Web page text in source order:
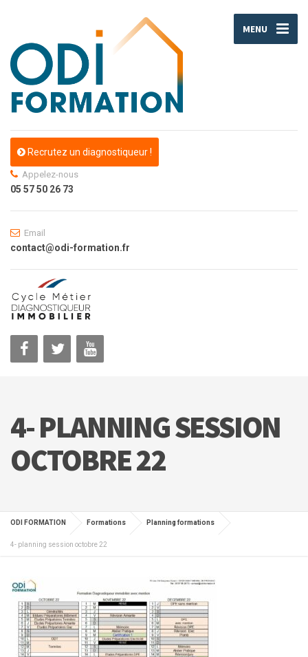
MENU
Recrutez un diagnostiqueur !
Appelez-nous
05 57 50 26 73
Email
contact@odi-formation.fr
4- PLANNING SESSION
OCTOBRE 22
ODI FORMATION Formations Planning formations
4- planning session octobre 22